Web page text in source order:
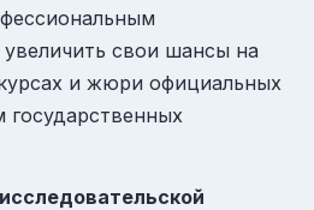
свои шансы на
и жюри официальных
государственных